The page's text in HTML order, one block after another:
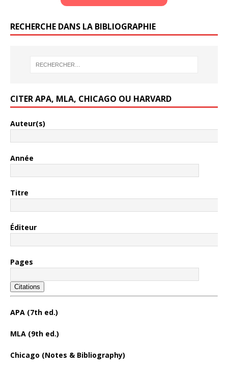
RECHERCHE DANS LA BIBLIOGRAPHIE
CITER APA, MLA, CHICAGO OU HARVARD
Auteur(s)
Année
Titre
Éditeur
Pages
Citations
APA (7th ed.)
MLA (9th ed.)
Chicago (Notes & Bibliography)